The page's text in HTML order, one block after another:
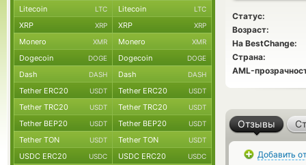
Статус:
Возраст:
На BestChange:
Страна:
AML-
Отзывы
Добавить
Litecoin LTC Litecoin LTC
XRP XRP XRP XRP
Monero XMR Monero XMR
Dogecoin DOGE Dogecoin DOGE
Dash DASH Dash DASH
Tether ERC20 USDT Tether ERC20 USDT
Tether TRC20 USDT Tether TRC20 USDT
Tether BEP20 USDT Tether BEP20 USDT
Tether TON USDT Tether TON USDT
USDC ERC20 USDC USDC ERC20 USDC